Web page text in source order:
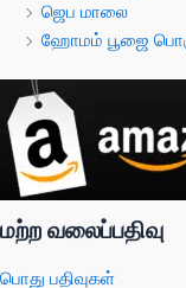
ஜெப மாலை
ஹோமம் பூஜை
மற்ற வலைப்பதிவு
பொது பதிவுகள்